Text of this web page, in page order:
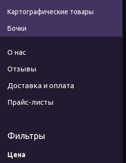
Картографические товары
Бочки
О нас
Отзывы
Доставка и оплата
Прайс-листы
Фильтры
Цена